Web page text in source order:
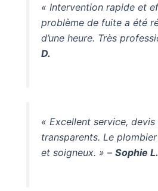
« Intervention rapide et
problème de fuite a été
d’une heure. Très
D.
« Excellent service,
transparents. Le
et soigneux. » –Sophie L.